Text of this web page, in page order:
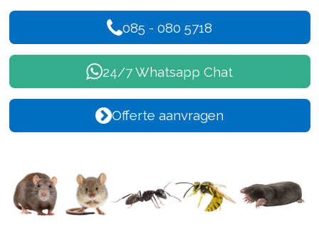
085 - 080 5718
24/7 Whatsapp Chat
Offerte aanvragen